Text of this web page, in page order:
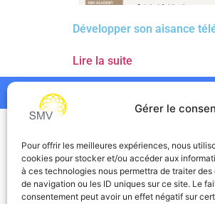
Gérer le
Pour offrir les meilleures expériences, nous
cookies pour stocker et/ou accéder aux
à ces technologies nous permettra de traiter
de navigation ou les ID uniques sur ce site. Le
consentement peut avoir un effet négatif sur
Développer son aisance
Lire la suite